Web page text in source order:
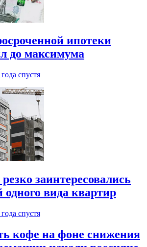
ипотеки
до максимума
года спустя
заинтересовались
одного вида квартир
года спустя
кофе на фоне снижения